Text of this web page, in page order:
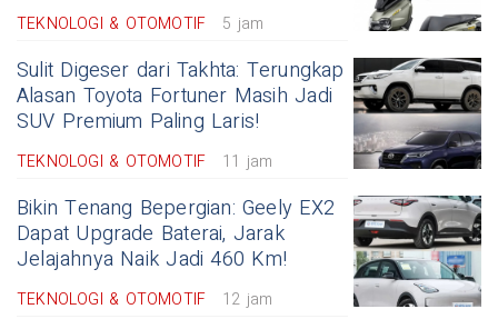
TEKNOLOGI & OTOMOTIF 5 jam
Sulit Digeser dari Takhta: Terungkap
Alasan Toyota Fortuner Masih Jadi
SUV Premium Paling Laris!
TEKNOLOGI & OTOMOTIF 11 jam
Bikin Tenang Bepergian: Geely EX2
Dapat Upgrade Baterai, Jarak
Jelajahnya Naik Jadi 460 Km!
TEKNOLOGI & OTOMOTIF 12 jam